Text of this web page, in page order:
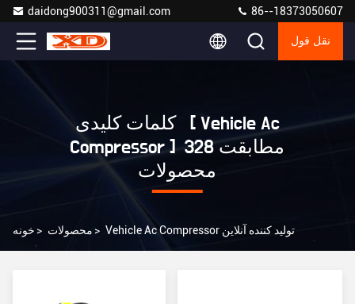
daidong900311@gmail.com 86--18373050607
نقل قول
کلمات کلیدی [ Vehicle Ac
Compressor ] مطابقت 328
محصولات
خونه > محصولات > Vehicle Ac Compressor تولید کننده آنلاین